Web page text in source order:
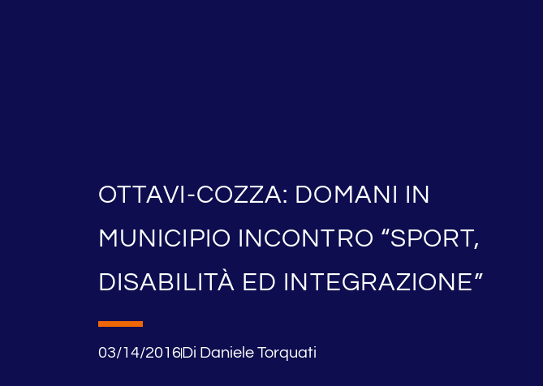
OTTAVI-COZZA: DOMANI IN
MUNICIPIO INCONTRO “SPORT,
DISABILITÀ ED INTEGRAZIONE”
03/14/2016Di Daniele Torquati